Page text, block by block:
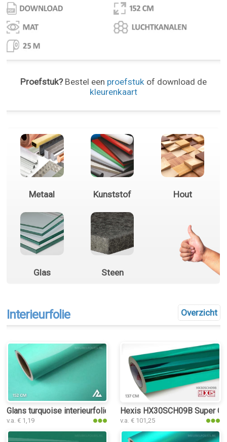
Proefstuk?Bestel een proefstukof download de
kleurenkaart
Metaal Kunststof Hout
Glas Steen
Overzicht
Interieurfolie
Glans turquoise interieurfolie
v.a. € 1,19
Hexis HX30SCH09B Super
v.a. € 101,25